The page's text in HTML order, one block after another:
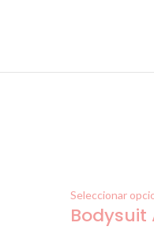
Seleccionar
Bodysuit